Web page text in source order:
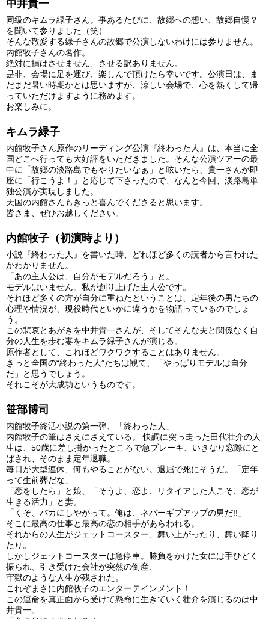
中井貴一
同級のキムラ緑子さん。事あるたびに、故郷への想い、故郷自慢？
を聞いて参りました（笑）
そんな敬愛する緑子さんの故郷で公演しないわけには参りません。
内館牧子さんの名作。
絶対に損はさせません、させる訳ありません。
是非、会場に足を運び、楽しんで頂けたら幸いです。公演日は、ま
だまだ暑い時期かとは思いますが、涼しい会場で、心を熱くして帰
っていただけますように務めます。
お楽しみに。
キムラ緑子
内館牧子さん原作のリーディング公演『終わった人』は、本当に全
国どこへ行っても大好評をいただきました。そんな公演ツアーの最
中に「故郷の淡路島でもやりたいなぁ」と呟いたら、貴一さんが即
座に「行こうよ！」と応じて下さったので、なんと今回、淡路島単
独公演が実現しました。
天国の内館さんもきっと喜んでくださると思います。
皆さま、ぜひお越しください。
内館牧子（初演時より）
小説『終わった人』を書いた時、どれほど多くの読者から言われた
かわかりません。
「あの主人公は、自分がモデルだろう」と。
モデルはいません。私が創り上げた主人公です。
それほど多くの方が自分に重ねたということは、定年後の男たちの
心理や情況が、 現役時代といかに違うかを物語っているのでしょ
う。
この悲哀とあがきを中井貴一さんが、 そしてそんな夫と関係なく自
分の人生を歩む妻をキムラ緑子さんが演じる。
原作者として、これほどワクワクすることはありません。
きっと全国の“終わった人”たちは観て、「やっぱりモデルは自分
だ」と思うでしょう。
それこそが大成功というものです。
笹部博司
内館牧子終活小説の第一弾、「終わった人」
内館牧子の筆はさえにさえている。 快調に突っ走った田代壮介の人
生は、50歳に差し掛かったところで急ブレーキ、いきなり窓際にと
ばされ、そのまま定年退職。
毎日が大型連休、何もやることがない。退屈で死にそうだ。「定年
って生前葬だな」
「恋をしたら」と娘、「そうよ、恋よ、リタイアした人こそ、恋が
生きる活力」と妻。
「くそ、バカにしやがって。俺は、ネバーギブアップの男だ!!」
そこに最高の仕事と最高の恋の相手があらわれる。
それからの人生がジェットコースター、舞い上がったり、舞い降り
たり。
しかしジェットコースターは急停車。勝負をかけた女には手ひどく
振られ、引き受けた会社が突然の倒産、
牢獄のような人生が残された。
これぞまさに内館牧子のエンターテインメント！
この運命を真正面から受けて懸命に生きていく壮介を演じるのは中
井貴一。